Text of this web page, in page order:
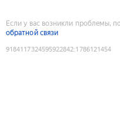
Если у вас возникли проблемы,
обратной связи
9184117324595922842:1786121454